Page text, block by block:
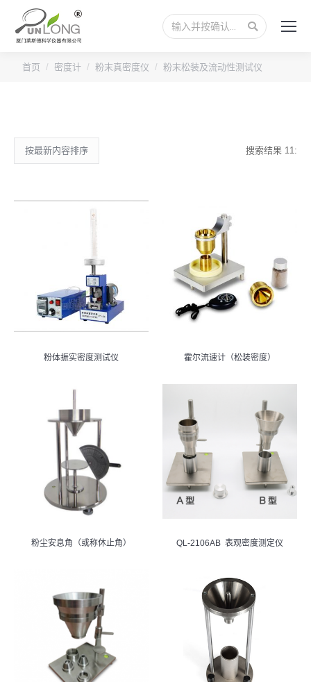
搜
索：
首页 密度计 粉末真密度仪 粉末松装及流动性测试仪
搜索结果 11:
粉体振实密度测试仪 霍尔流速计（松装密度）
粉尘安息角（或称休止角） QL-2106AB 表观密度测定仪